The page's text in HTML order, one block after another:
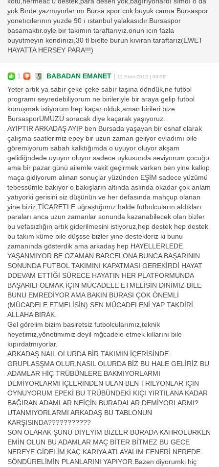
yok.Bırde yazmıyorlar mı Bursa spor cok buyuk camıa.Bursaspor
yonetıcılerının yuzde 90 ı ıstanbul yalakasıdır.Bursaspor
basamaktır.oyle bır takımın taraftarıyız.onun ıcın fazla
buyutmeyın kendınızı,30 tl bıelte burun kıvıran taraftarız(EWET
HAYATTA HERSEY PARA!!!)
1 BABADAN EMANET | 11 Ekim 2012 | 09:56
Yeter artık ya sabır çeke çeke sabır taşına döndük,ne futbol
programı seyredebiliyorum ne birileriyle bir araya gelip futbol
konuşmak istiyorum hep kaçar olduk,aman birileri bize
BursasporUMUZU soracak diye kaçarak yaşıyoruz.
AYIPTIR ARKADAŞ AYIP ben Bursada yaşayan bir esnaf olarak
çalışma saatlerimiz epey bir uzun zaman geliyor evladımı bile
göremiyorum sabah kalktığımda o uyuyor oluyor akşam
gelidiğndede uyuyor oluyor sadece uykusunda seviyorum çocuğu
ama bir pazar günü ailemle vakit geçirmek varken ben yine kalkıp
maça gidiyorum alınan sonuçlar yüzünden EŞİM sadece yüzümü
tebessümle bakıyor o bakışların altında aslında okadar çok anlam
yatıyorki gerisini siz düşünün ve her defasında mahçup olanan
yine biziz,TİCARETLE uğraştığımız halde futbolcuların aldıkları
paraları anca uzun zamanlar sonunda kazanabilecek olan bizler
bu vefasızlığın artık giderilmesini istiyoruz,hep destek hep destek
bu takım küme bile düşsse bizler yine destekleriz ki bunu
zamanında gösterdik ama arkadaş hep HAYELLERLEDE
YAŞANMIYOR BE OZAMAN BARCELONA BUNCA BAŞARININ
SONUNDA FUTBOL TAKIMINI KAPATMASI GEREKİRDİ HAYAT
DDEVAM ETTİĞİ SÜRECE HAYATIN HER PLATFORMUNDA
BAŞARILI OLMAK İÇİN MÜCADELE ETMELİSİN DİNİMİZ BİLE
BUNU EMREDİYOR AMA BAKIN BURASI ÇOK ÖNEMLİ
(MÜCADELE ETMELİSİN) SEN MÜCADELENİ YAP TAKDİRİ
ALLAHA BIRAK.
Gel görelim bizim basiretsiz futbolcularımız,teknik
heyetimiz,yönetimimiz deyil mğcadele etmek kıllarını bile
kıpırdatmıyorlar.
ARKADAŞ NAIL OLURDA BİR TAKIMIN İÇERİSİNDE
GRUPLASŞMA OLUR,NASIL OLURDA BİZ BU HALE GELİRİZ BU
ADAMLAR HİÇ TRÜBÜNLERE BAKMIYORLARMI
DEMİYORLARMI İÇLERİNDEN ULAN BEN TRILYONLAR İÇİN
OYNUYORUM EPEKİ BU TRÜBÜNDEKİ KIÇI YIRTILANA KADAR
BAĞIRAN ADAMLAR NEİÇİN BURADALAR DEMİYORLARMI?
UTANMIYORLARMI ARKADAŞ BU TABLONUN
KARŞISINDA???????????
SON OLARAK ŞUNU DİYEYİM BİZLER BURADA KAHROLURKEN
EMİN OLUN BU ADAMLAR MAÇ BİTER BİTMEZ BU GECE
NEREYE GİDELİM,KAÇ KARIYA ATLAYALIM FENERİ NEREDE
SÖNDÜRELİMİN PLANLARINI YAPIYOR.Bazen diyorumki hiç